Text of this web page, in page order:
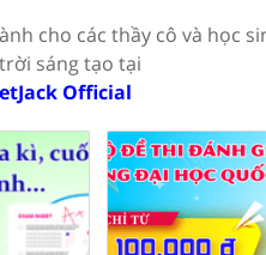
cho các thầy cô và học
sáng tạo tại
Official